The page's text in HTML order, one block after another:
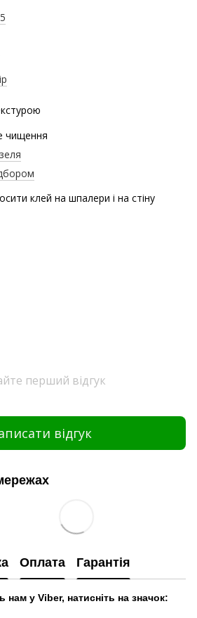
чищення
клей на шпалери і на стіну
перший відгук
відгук
Оплата Гарантія
нам у Viber, натисніть на значок: